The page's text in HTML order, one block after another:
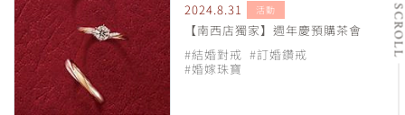
2024.8.31 活動
【南西店獨家】週年慶預購茶會
#結婚對戒 #訂婚鑽戒
#婚嫁珠寶